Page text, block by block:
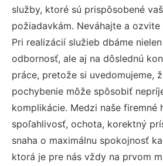
služby, ktoré sú prispôsobené
požiadavkám. Neváhajte a ozvite
Pri realizácií služieb dbáme
odbornosť, ale aj na dôslednú
práce, pretože si uvedomujeme,
pochybenie môže spôsobiť
komplikácie. Medzi naše firemné
spoľahlivosť, ochota, korektný
snaha o maximálnu spokojnosť
ktorá je pre nás vždy na prvom